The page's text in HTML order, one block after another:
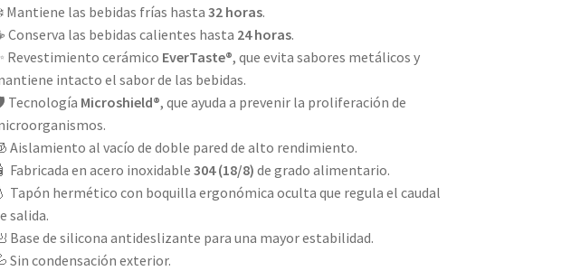
Mantiene las bebidas frías hasta32 horas.
Conserva las bebidas calientes hasta 24 horas.
Revestimiento cerámico EverTaste®, que evita sabores metálicos y
intacto el sabor de las bebidas.
Tecnología Microshield®, que ayuda a prevenir la proliferación de
Aislamiento al vacío de doble pared de alto rendimiento.
Fabricada en acero inoxidable304 (18/8) de grado alimentario.
Tapón hermético con boquilla ergonómica oculta que regula el caudal
salida.
Base de silicona antideslizante para una mayor estabilidad.
Sin condensación exterior.